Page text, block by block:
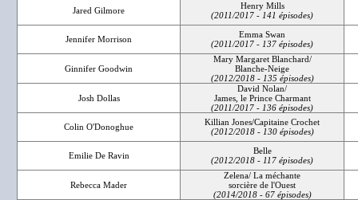
Jared Gilmore
Henry Mills
(2011/2017 - 141 épisodes)
Jennifer Morrison
Emma Swan
(2011/2017 - 137 épisodes)
Ginnifer Goodwin
Mary Margaret Blanchard/
Blanche-Neige
(2012/2018 - 135 épisodes)
Josh Dollas
David Nolan/
James, le Prince Charmant
(2011/2017 - 136 épisodes)
Colin O'Donoghue
Killian Jones/Capitaine Crochet
(2012/2018 - 130 épisodes)
Emilie De Ravin
Belle
(2012/2018 - 117 épisodes)
Rebecca Mader
Zelena/ La méchante
sorcière de l'Ouest
(2014/2018 - 67 épisodes)